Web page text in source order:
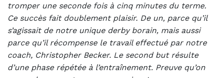
tromper une seconde fois à cinq minutes du terme.
Ce succès fait doublement plaisir. De un, parce qu’il
s’agissait de notre unique derby borain, mais aussi
parce qu’il récompense le travail effectué par notre
coach, Christopher Becker. Le second but résulte
d’une phase répétée à l’entraînement. Preuve qu’on